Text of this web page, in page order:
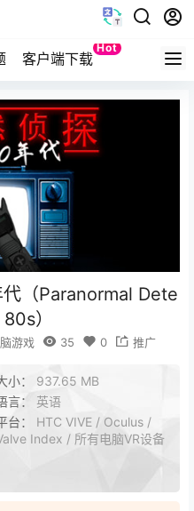
客户端下载
Hot
Quest
（Paranormal Dete
）
游戏 35 0 推广
小： 937.65 MB
言： 英语
台： HTC VIVE / Oculus /
Index / 所有电脑VR设备